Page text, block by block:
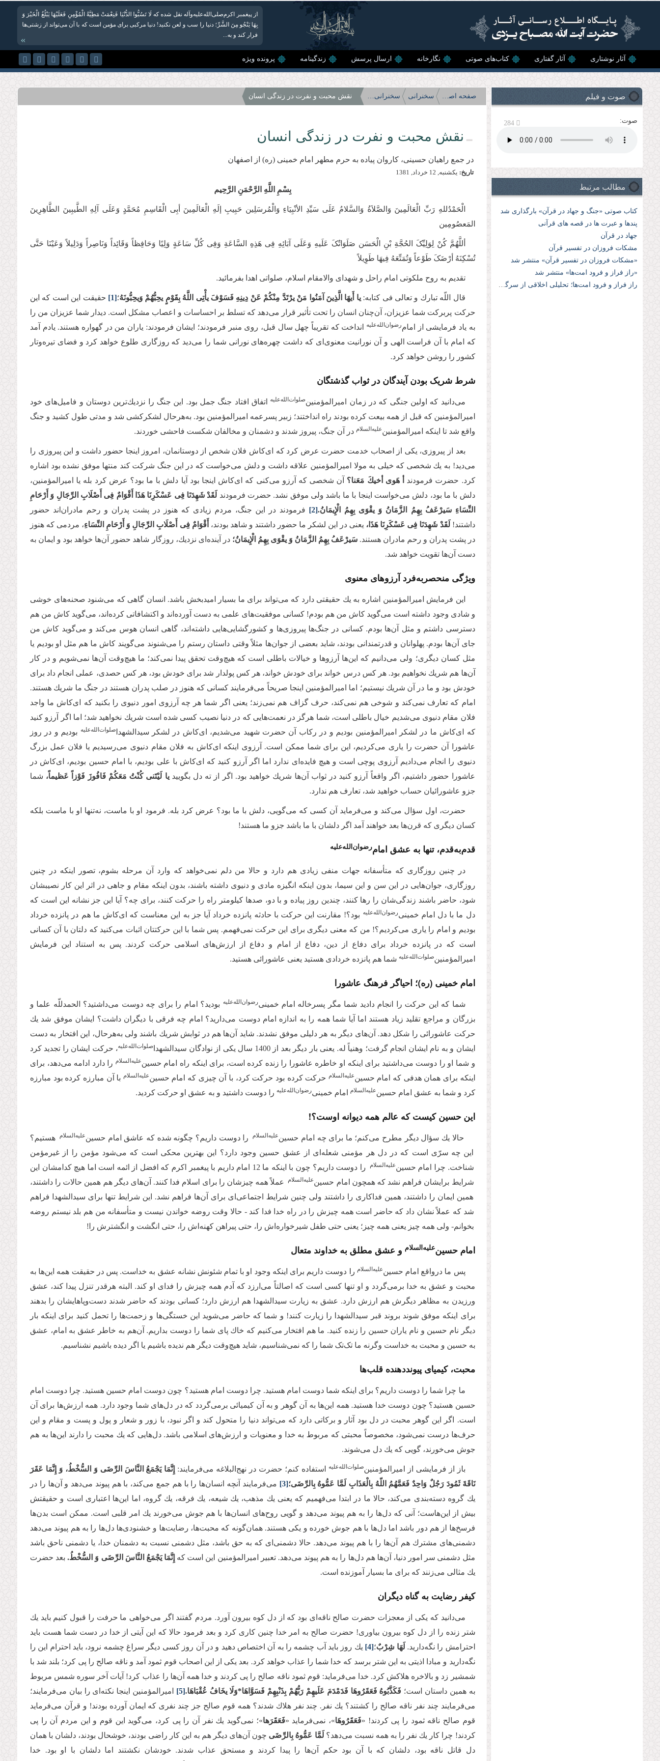
از پیغمبر اکرم‌صلی‌الله‌علیه‌و‌آله نقل شده که لَا تَسُبُّوا الدُّنْیَا فَنِعْمَتْ‏ مَطِیَّةُ الْمُؤْمِنِ فَعَلَیْهَا یَبْلُغُ الْخَیْرَ وَ
بِهَا یَنْجُو مِنَ الشَّرِّ؛ دنیا را سب و لعن نکنید! دنیا مرکبی برای مؤمن است که با آن می‌تواند از زشتی‌ها
فرار کند و به...
»
آثار نوشتاری آثار گفتاری کتاب‌های صوتی نگارخانه ارسال پرسش زندگینامه پرونده ویژه
صوت و فیلم
صوت: 284
مطالب مرتبط
کتاب صوتی «جنگ و جهاد در قرآن» بارگذاری شد
پندها و عبرت ها در قصه های قرآنی
جهاد در قرآن
مشکات فروزان در تفسیر قرآن
«مشکات فروزان در تفسیر قرآن» منتشر شد
«راز فراز و فرود امت‌ها» منتشر شد
راز فراز و فرود امت‌ها؛ تحليلی اخلاقی از سرگذشت بنی‌اسرائيل در قرآن
صفحه اصلی سخنرانی سخنرانی‌های سال 81 نقش محبت و نفرت در زندگی انسان
نقش محبت و نفرت در زندگی انسان
در جمع راهیان حسینى، کاروان پیاده به حرم مطهر امام خمینى (ره) از اصفهان
تاریخ: يكشنبه, 12 خرداد, 1381
بِسْمِ اللَّهِ الرَّحْمَنِ الرَّحِيم
الْحَمْدُللهِ رَبِّ الْعَالَمِینَ وَالصَّلاَةُ وَالسَّلامُ عَلَی سَیِّدِ الأنْبِیَاءِ وَالْمُرسَلِین حَبِیبِ إلَهِ الْعَالَمِینَ أبِی الْقَاسِمِ مُحَمَّدٍ وَعَلَی آلِهِ الطَّیبِینَ الطَّاهِرِینَ
المَعصُومِین
أللَّهُمَّ کُنْ لِوَلِیِّکَ الحُجَّةِ بْنِ الْحَسَن صَلَوَاتُکَ عَلَیهِ وَعَلَی آبَائِهِ فِی هَذِهِ السَّاعَةِ وَفِی کُلِّ سَاعَةٍ‌ وَلِیًا وَحَافِظاً وَقَائِداً وَنَاصِراً وَدَلِیلاً وَعَیْنَا حَتَّی
تُسْکِنَهُ أرْضَکَ طَوْعاً وَتُمَتِّعَهُ فِیهَا طَوِیلاً
تقدیم به روح ملكوتى امام راحل و شهداى والامقام اسلام، صلواتى اهدا بفرمائید.
قال اللّه تبارك و تعالى فى كتابه:یا أَیهَا الَّذِینَ آمَنُوا مَنْ یرْتَدَّ مِنْكُمْ عَنْ دِینِهِ فَسَوْفَ یأْتِی اللَّهُ بِقَوْمٍ یحِبُّهُمْ وَیحِبُّونَهُ؛[1] حقیقت این است كه این
حركت پربرکت شما عزیزان، آن‌چنان انسان را تحت تأثیر قرار مى‌‌دهد كه تسلط بر احساسات و اعصاب مشكل است. دیدار شما عزیزان من را
به یاد فرمایشى از امام‌رضوان‌‌الله‌‌علیه
انداخت كه تقریباً چهل سال قبل، روى منبر فرمودند؛ ایشان فرمودند: یاران من در گهواره هستند. یادم آمد
كه امام با آن فراست الهى و آن نورانیت معنوی‌ای كه داشت چهره‌‌هاى نورانى شما را مى‌‌دید كه روزگارى طلوع خواهد كرد و فضاى تیره‌وتار
كشور را روشن خواهد كرد.
شرط شریک بودن آیندگان در ثواب گذشتگان
مى‌‌دانید كه اولین جنگى كه در زمان امیرالمؤمنین‌صلوات‌‌الله‌‌علیه
اتفاق افتاد جنگ جمل بود. این جنگ را نزدیك‌‌ترین دوستان و فامیل‌‌هاى خود
امیرالمؤمنین كه قبل از همه بیعت كرده بودند راه انداختند؛ زبیر پسرعمه امیرالمؤمنین بود. به‌هرحال لشكركشى شد و مدتى طول كشید و جنگ
واقع شد تا اینکه امیرالمؤمنین‌علیه‌‌السلام در آن جنگ، پیروز شدند و دشمنان و مخالفان شكست فاحشى خوردند.
بعد از پیروزى، یكى از اصحاب خدمت حضرت عرض كرد که ای‌کاش فلان شخص از دوستانمان، امروز اینجا حضور داشت و این پیروزى را
مى‌‌دید! به یك شخصى كه خیلى به مولا امیرالمؤمنین علاقه داشت و دلش مى‌‌خواست که در این جنگ شركت كند منتها موفق نشده بود اشاره
كرد. حضرت فرمودند
أ هَوى أخیكَ مَعَنا؟ آن شخصى كه آرزو مى‌‌كنی كه ای‌کاش اینجا بود آیا دلش با ما بود؟ عرض كرد بله یا امیرالمؤمنین،
دلش با ما بود، دلش مى‌‌خواست اینجا با ما باشد ولى موفق نشد. حضرت فرمودند لَقَدْ شَهِدَنَا فِی عَسْكَرِنَا هَذَا أَقْوَامٌ فِی أَصْلَابِ الرِّجَالِ وَ أَرْحَامِ
النِّسَاءِ سَیرْعَفُ بِهِمُ الزَّمَانُ وَ یقْوَى بِهِمُ الْإِیمَانُ.[2] فرمودند در این جنگ، مردم زیادى كه هنوز در پشت پدران و رحم مادران‌اند حضور
داشتند! لَقَدْ شَهِدَنَا فِی عَسْكَرِنَا هَذَا، یعنى در این لشكر ما حضور داشتند و شاهد بودند، أَقْوَامٌ فِی أَصْلَابِ الرِّجَالِ وَ أَرْحَامِ النِّسَاءِ، مردمی كه هنوز
در پشت پدران و رحم مادران هستند. سَیرْعَفُ بِهِمُ الزَّمَانُ وَ یقْوَى بِهِمُ الْإِیمَانُ؛ در آینده‌ای نزدیك، روزگار شاهد حضور آن‌ها خواهد بود و ایمان به
دست آن‌ها تقویت خواهد شد.
ویژگی منحصربه‌فرد آرزوهای معنوی
این فرمایش امیرالمؤمنین اشاره به یك حقیقتى دارد كه مى‌‌تواند براى ما بسیار امیدبخش باشد. انسان گاهى که مى‌‌شنود صحنه‌‌هاى خوشى
و شادى وجود داشته است مى‌‌گوید كاش من هم بودم! كسانى موفقیت‌‌هاى علمى به دست آورده‌اند و اكتشافاتى کرده‌اند، مى‌‌گوید كاش من هم
دسترسى داشتم و مثل آن‌ها بودم. كسانى در جنگ‌‌ها پیروزى‌‌ها و کشورگشایی‌هایی داشته‌اند، گاهى انسان هوس مى‌‌كند و مى‌‌گوید كاش من
جاى آن‌ها بودم. پهلوانان و قدرتمندانى بودند، شاید بعضى از جوان‌ها مثلاً وقتى داستان رستم را مى‌‌شنوند مى‌‌گویند كاش ما هم مثل او بودیم یا
مثل كسان دیگرى؛ ولى مى‌‌دانیم که این‌ها آرزوها و خیالات باطلى است كه هیچ‌وقت تحقق پیدا نمى‌‌كند؛ ما هیچ‌وقت آن‌ها نمى‌‌شویم و در كار
آن‌ها هم شریك نخواهیم بود. هر كس درس خواند براى خودش خواند، هر كس پولدار شد براى خودش بود، هر كس حصدى، عملى انجام داد براى
خودش بود و ما در آن شریك نیستیم؛ اما امیرالمؤمنین اینجا صریحاً مى‌‌فرمایند كسانى كه هنوز در صلب پدران هستند در جنگ ما شریك هستند.
امام كه تعارف نمى‌‌كند و شوخى هم نمى‌‌كند، حرف گزاف هم نمى‌‌زند؛ یعنى اگر شما هر چه آرزوی امور دنیوى را بكنید كه ای‌کاش ما واجد
فلان مقام دنیوى مى‌‌شدیم خیال باطلى است، شما هرگز در نعمت‌هایی كه در دنیا نصیب كسى شده است شریك نخواهید شد؛ اما اگر آرزو كنید
كه ای‌کاش ما در لشكر امیرالمؤمنین بودیم و در ركاب آن حضرت شهید مى‌‌شدیم، ای‌کاش در لشكر سیدالشهدا‌صلوات‌‌الله‌‌علیه بودیم و در روز
عاشورا آن حضرت را یارى مى‌‌كردیم، این براى شما ممكن است. آرزوى اینكه ای‌کاش به فلان مقام دنیوى مى‌‌رسیدیم یا فلان عمل بزرگ
دنیوى را انجام مى‌‌دادیم آرزوى پوچى است و هیچ فایده‌‌اى ندارد اما اگر آرزو كنید كه ای‌کاش با على بودیم، با امام حسین بودیم، ای‌کاش در
عاشورا حضور داشتیم، اگر واقعاً آرزو كنید در ثواب آن‌ها شریك خواهید بود. اگر از ته دل بگوییدیا لَیْتَنی‌ کُنْتُ مَعَکُمْ فَافُوزَ فَوْزاً عَظیماً، شما
جزو عاشورائیان حساب خواهید شد، تعارف هم ندارد.
حضرت، اول سؤال مى‌‌كند و مى‌‌فرماید آن كسى كه مى‌‌گویى، دلش با ما بود؟ عرض كرد بله. فرمود او با ماست، نه‌تنها او با ماست بلکه
كسان دیگرى كه قرن‌ها بعد خواهند آمد اگر دلشان با ما باشد جزو ما هستند!
قدم‌به‌قدم، تنها به عشق امام‌رضوان‌‌الله‌‌علیه
در چنین روزگارى كه متأسفانه جهات منفى زیادی هم دارد و حالا من دلم نمى‌‌خواهد كه وارد آن مرحله بشوم، تصور اینكه در چنین
روزگارى، جوان‌هایی در این سن و این سیما، بدون اینكه انگیزه مادى و دنیوى داشته باشند، بدون اینكه مقام و جاهى در اثر این كار نصیبشان
شود، حاضر باشند زندگی‌شان را رها كنند، چندین روز پیاده و با دو، صدها كیلومتر راه را حركت كنند، براى چه؟ آیا این جز نشانه این است كه
دل ما با دل امام خمینى‌رضوان‌‌الله‌‌علیه بود؟! مقارنت این حركت با حادثه پانزده خرداد آیا جز به این معناست كه ای‌کاش ما هم در پانزده خرداد
بودیم و امام را یارى مى‌‌كردیم؟! من كه معنى دیگرى براى این حركت نمى‌‌فهمم. پس شما با این حركتتان اثبات مى‌‌كنید كه دلتان با آن كسانى
است كه در پانزده خرداد براى دفاع از دین، دفاع از امام و دفاع از ارزش‌های اسلامى حركت كردند. پس به استناد این فرمایش
امیرالمؤمنین‌صلوات‌‌الله‌‌علیه‌‌ شما هم پانزده خردادى هستید یعنى عاشورائى هستید.
امام خمینی (ره)؛ احیاگر فرهنگ عاشورا
شما که این حرکت را انجام دادید شما مگر پسرخاله امام خمینى‌رضوان‌‌الله‌‌علیه بودید؟ امام را براى چه دوست مى‌‌داشتید؟ الحمدللّه علما و
بزرگان و مراجع تقلید زیاد هستند اما آیا شما همه را به اندازه امام دوست مى‌‌دارید؟ امام چه فرقى با دیگران داشت؟ ایشان موفق شد یك
حركت عاشورائى را شكل دهد. آن‌های دیگر به هر دلیلى موفق نشدند. شاید آن‌ها هم در ثوابش شریك باشند ولى به‌هرحال، این افتخار به دست
ایشان و به نام ایشان انجام گرفت؛ وهنیاً له. یعنى بار دیگر بعد از 1400 سال یكى از نوادگان سیدالشهدا
صلوات‌‌الله‌‌علیه، حركت ایشان را تجدید كرد
و شما او را دوست مى‌‌داشتید براى اینكه او خاطره عاشورا را زنده كرده است، براى اینكه راه امام حسین‌علیه‌‌السلام را دارد ادامه مى‌‌دهد، براى
اینكه براى همان هدفى كه امام حسین‌علیه‌‌السلام حركت كرده بود حركت كرد، با آن چیزى كه امام حسین‌علیه‌‌السلام با آن مبارزه كرده بود مبارزه
كرد و شما به عشق امام حسین‌علیه‌‌السلام امام خمینى‌رضوان‌‌الله‌‌علیه را دوست داشتید و به عشق او حركت كردید.
این حسین کیست که عالم همه دیوانه اوست؟!
حالا یك سؤال دیگر مطرح مى‌‌كنم؛ ما براى چه امام حسین‌علیه‌‌السلام را دوست ‌‌داریم؟ چگونه شده که عاشق امام حسین‌علیه‌‌السلام
هستیم؟
این چه سرّى است كه در دل هر مؤمنى شعله‌‌اى از عشق حسین وجود دارد؟ این بهترین محكى است كه مى‌‌شود مؤمن را از غیرمؤمن
شناخت. چرا امام حسین‌علیه‌‌السلام
را دوست داریم؟ چون با اینكه ما 12 امام داریم با پیغمبر اكرم كه افضل از ائمه است اما هیچ كدامشان این
شرایط برایشان فراهم نشد كه همچون امام حسین‌علیه‌‌السلام
عملاً همه چیزشان را براى اسلام فدا کنند. آن‌های دیگر هم همین حالات را داشتند،
همین ایمان را داشتند، همین فداكارى را داشتند ولى چنین شرایط اجتماعی‌ای برای آن‌ها فراهم نشد. این شرایط تنها براى سیدالشهدا فراهم
شد كه عملاً نشان داد كه حاضر است همه چیزش را در راه خدا فدا کند - حالا وقت روضه خواندن نیست و متأسفانه من هم بلد نیستم روضه
بخوانم- ولى همه چیز یعنى همه چیز؛ یعنى حتی طفل شیرخواره‌‌اش را، حتی پیراهن كهنه‌‌اش را، حتی انگشت و انگشترش را !
امام حسین‌علیه‌‌السلام و عشق مطلق به خداوند متعال
پس ما درواقع امام حسین‌‌علیه‌‌السلام را دوست ‌‌داریم براى اینكه وجود او با تمام شئونش نشانه عشق به خداست. پس در حقیقت همه این‌ها به
محبت و عشق به خدا برمى‌‌گردد و او تنها كسى است كه اصالتاً مى‌‌ارزد كه آدم همه چیزش را فداى او كند. البته هرقدر تنزل پیدا كند، عشق
ورزیدن به مظاهر دیگرش هم ارزش دارد. عشق به زیارت سیدالشهدا هم ارزش دارد؛ كسانى بودند كه حاضر شدند دست‌وپاهایشان را بدهند
براى اینكه موفق شوند بروند قبر سیدالشهدا را زیارت كنند! و شما كه حاضر مى‌‌شوید این خستگى‌‌ها و زحمت‌‌ها را تحمل كنید براى اینكه بار
دیگر نام حسین و نام یاران حسین را زنده كنید. ما هم افتخار مى‌‌كنیم كه خاك پاى شما را دوست بداریم. آن‌هم به خاطر عشق به امام، عشق
به حسین و محبت به خداست وگرنه ما تک‌تک شما را كه نمى‌‌شناسیم، شاید هیچ‌وقت دیگر هم ندیده باشیم یا اگر دیده باشیم نشناسیم.
محبت، کیمیای پیونددهنده قلب‌ها
ما چرا شما را دوست داریم؟ براى اینكه شما دوست امام هستید. چرا دوست امام هستید؟ چون دوست امام حسین هستید. چرا دوست امام
حسین هستید؟ چون دوست خدا هستید. همه این‌ها به آن گوهر و به آن كیمیائى برمى‌‌گردد كه در دل‌های شما وجود دارد. همه ارزش‌ها براى آن
است. اگر این گوهر محبت در دل بود آثار و بركاتى دارد كه مى‌‌تواند دنیا را متحول كند و اگر نبود، با زور و شعار و پول و پست و مقام و این
حرف‌ها درست نمى‌‌شود، مخصوصاً محبتى كه مربوط به خدا و معنویات و ارزش‌های اسلامى باشد. دل‌هایی كه یك محبت را دارند این‌ها به هم
جوش مى‌‌خورند، گویى كه یك دل مى‌‌شوند.
باز از فرمایشى از امیرالمؤمنین‌صلوات‌‌الله‌‌علیه استفاده كنم؛ حضرت در نهج‌البلاغه مى‌‌فرمایند: إِنَّمَا یَجْمَعُ النَّاسَ الرِّضَى وَ السُّخْطُ، وَ إِنَّمَا عَقَرَ
نَاقَةَ ثَمُودَ رَجُلٌ وَاحِدٌ فَعَمَّهُمُ اللّهُ بِالْعَذَابِ لَمَّا عَمُّوهُ بِالرِّضَى؛[3] مى‌‌فرمایند آنچه انسان‌ها را با هم جمع مى‌‌كند، با هم پیوند مى‌‌دهد و آن‌ها را در
یك گروه دسته‌بندی مى‌‌كند، حالا ما در ابتدا مى‌‌فهمیم که یعنى یك مذهب، یك شیعه، یك فرقه، یك گروه، اما این‌ها اعتبارى است و حقیقتش
بیش از این‌هاست؛ آنى كه دل‌ها را به هم پیوند مى‌‌دهد و گویى روح‌های انسان‌ها با هم جوش مى‌‌خورند یك امر قلبى است. ممكن است بدن‌ها
فرسخ‌ها از هم دور باشد اما دل‌ها با هم جوش خورده و یكى هستند. همان‌گونه كه محبت‌‌ها، رضایت‌‌ها و خشنودى‌‌ها دل‌ها را به هم پیوند مى‌‌دهد
دشمنى‌‌هاى مشترك هم آن‌ها را با هم پیوند مى‌‌دهد. حالا دشمنی‌ای كه به حق باشد، مثل دشمنى نسبت به دشمنان خدا، یا دشمنى ناحق باشد
مثل دشمنى سر امور دنیا، آن‌ها هم دل‌ها را به هم پیوند مى‌‌دهد. تعبیر امیرالمؤمنین این است كه إِنَّمَا یَجْمَعُ النَّاسَ الرِّضَى وَ السُّخْطُ.بعد حضرت
یك مثالى مى‌‌زنند که براى ما بسیار آموزنده است.
کیفر رضایت به گناه دیگران
مى‌‌دانید كه یكى از معجزات حضرت صالح ناقه‌ای‌‌ بود که از دل كوه بیرون آورد. مردم گفتند اگر مى‌‌خواهى ما حرفت را قبول كنیم باید یك
شتر زنده را از دل كوه بیرون بیاورى! حضرت صالح به امر خدا چنین كارى كرد و بعد فرمود حالا كه این آیتى از خدا در دست شما هست باید
احترامش را نگه‌دارید. لَهَا شِرْبٌ؛[4] یك روز باید آب چشمه را به آن اختصاص دهید و در آن روز كسی دیگر سراغ چشمه نرود، باید احترام این را
نگه‌دارید و مبادا اذیتى به این شتر برسد كه خدا شما را عذاب خواهد كرد. بعد یكى از این اصحاب قوم ثمود آمد و ناقه صالح را پى كرد؛ بلند شد با
شمشیر زد و بالاخره هلاكش كرد. خدا مى‌‌فرماید: قوم ثمود ناقه صالح را پى كردند و خدا همه آن‌ها را عذاب كرد! آیات آخر سوره شمس مربوط
به همین داستان است؛ فَكَذَّبُوهُ فَعَقَرُوهَا فَدَمْدَمَ عَلَیهِمْ رَبُّهُمْ بِذَنْبِهِمْ فَسَوَّاهَا*وَلَا یخَافُ عُقْبَاهَا.[5] امیرالمؤمنین اینجا نكته‌‌اى را بیان مى‌‌فرمایند؛
مى‌‌فرمایند چند نفر ناقه صالح را كشتند؟ یك نفر. چند نفر هلاك شدند؟ همه قوم صالح جز چند نفرى كه ایمان آورده بودند! و قرآن مى‌‌فرماید
قوم صالح ناقه ثمود را پى كردند! «فَعَقَرُوهَا»، نمى‌‌فرماید «فَعَقَرَها»؛ نمى‌‌گوید یك نفر آن را پى كرد، مى‌‌گوید این قوم و این مردم آن را پى
كردند! چرا كار یك نفر را به همه نسبت مى‌‌دهد؟ لَمَّا عَمُّوهُ بِالرِّضَى چون آن‌های دیگر هم به این كار راضى بودند، خوشحال بودند، دلشان با همان
دل قاتل ناقه بود، دلشان كه با آن بود حكم آن‌ها را پیدا كردند و مستحق عذاب شدند. خودشان نكشتند اما دلشان با او بود. خدا